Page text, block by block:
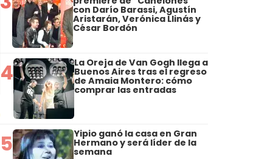
con Darío Barassi, Agustín
Aristarán, Verónica Llinás y
César Bordón
4 La Oreja de Van Gogh llega a
Buenos Aires tras el regreso
de Amaia Montero: cómo
comprar las entradas
5 Yipio ganó la casa en Gran
Hermano y será líder de la
semana